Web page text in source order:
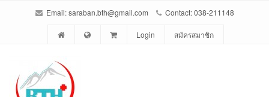
Email: saraban.bth@gmail.com Contact: 038-211148
Login สมัครสมาชิก